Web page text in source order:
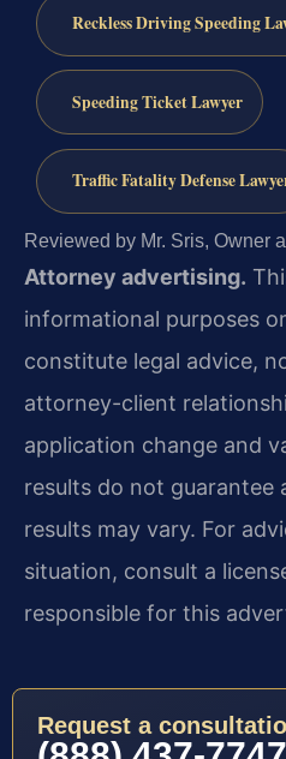
Reckless Driving Speeding
Speeding Ticket Lawyer
Traffic Fatality Defense
Reviewed by Mr. Sris, Owner
Attorney advertising.
informational purposes
constitute legal advice,
attorney-client
application change and
results do not guarantee
results may vary. For
situation, consult a
responsible for this
Request a